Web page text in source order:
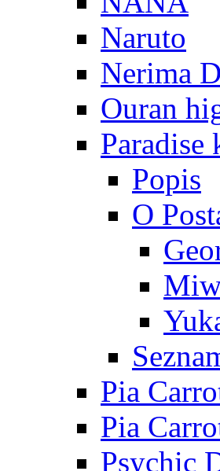
Naruto
Nerima
Ouran
Paradise
Popis
O
Pia
Pia
Psychic